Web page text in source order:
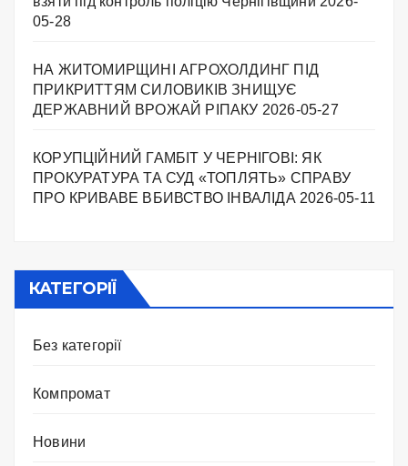
05-28
НА ЖИТОМИРЩИНІ АГРОХОЛДИНГ ПІД
ПРИКРИТТЯМ СИЛОВИКІВ ЗНИЩУЄ
ДЕРЖАВНИЙ ВРОЖАЙ РІПАКУ ​ 2026-05-27
КОРУПЦІЙНИЙ ГАМБІТ У ЧЕРНІГОВІ: ЯК
ПРОКУРАТУРА ТА СУД «ТОПЛЯТЬ» СПРАВУ
ПРО КРИВАВЕ ВБИВСТВО ІНВАЛІДА 2026-05-11
КАТЕГОРІЇ
Без категорії
Компромат
Новини